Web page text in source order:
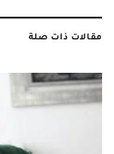
مقالات ذات صلة